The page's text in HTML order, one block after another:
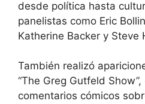
desde política hasta
panelistas como Eric
Katherine Backer y Steve
También realizó
“The Greg Gutfeld
comentarios cómicos